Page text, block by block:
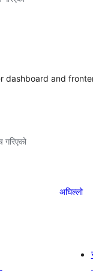
dashboard and
अघिल्लो